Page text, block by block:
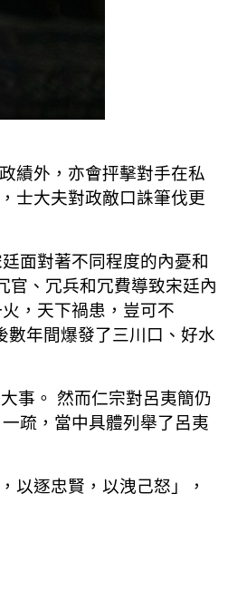
績外，亦會抨擊對手在私
士大夫對政敵口誅筆伐更
面對著不同程度的內憂和
官、冗兵和冗費導致宋廷內
，天下禍患，豈可不
數年間爆發了三川口、好水
事。 然而仁宗對呂夷簡仍
疏，當中具體列舉了呂夷
以逐忠賢，以洩己怒」，